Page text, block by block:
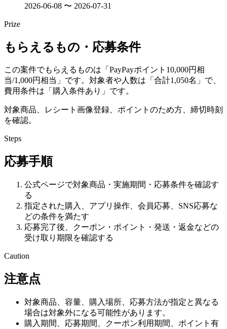
2026-06-08 〜 2026-07-31
Prize
もらえるもの・応募条件
この案件でもらえるものは「PayPayポイント10,000円相
当/1,000円相当」です。対象者や人数は「合計1,050名」で、
費用条件は「購入条件あり」です。
対象商品、レシート画像登録、ポイントのため方、締切時刻
を確認。
Steps
応募手順
公式ページで対象商品・実施期間・応募条件を確認す
る
指定された購入、アプリ操作、会員応募、SNS応募な
どの条件を満たす
応募完了後、クーポン・ポイント・発送・返金などの
受け取り期限を確認する
Caution
注意点
対象商品、容量、購入場所、応募方法が指定と異なる
場合は対象外になる可能性があります。
購入期間、応募期間、クーポン利用期間、ポイント有